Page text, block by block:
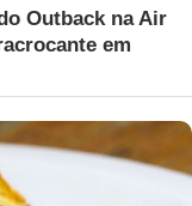
Outback na Air
em